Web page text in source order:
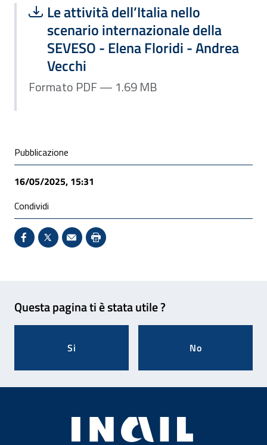
Scarica file:
Le attività dell’Italia nello
scenario internazionale della
SEVESO - Elena Floridi - Andrea
Vecchi
Formato PDF — Dimensione 1.69 MB
Formato PDF — 1.69 MB
Condivisione social
Pubblicazione
16/05/2025, 15:31
Condividi
Condividi su Facebook - Sito esterno - Apertura in
X - Sito esterno - Apertura in nuova finestra
Invio Mail: apre il programma di posta
Stampa pagina: scelta meno
Questa pagina ti è stata utile ?
Si No